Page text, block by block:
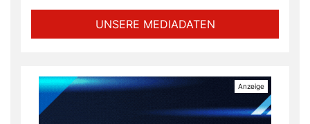
UNSERE MEDIADATEN